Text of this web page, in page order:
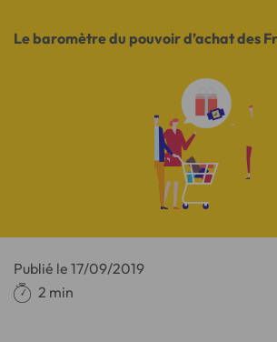
Le baromètre du pouvoir d’achat des
Publié le 17/09/2019
2 min